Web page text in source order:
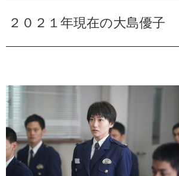
２０２１年現在の大島優子